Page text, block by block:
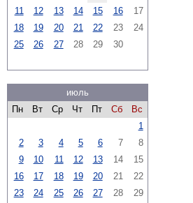
11
12 13 14 15 16
17
18
19 20 21 22 23
24
25
26 27 28 29 30
июль
Пн
Вт Ср Чт Пт Сб
Вс
1
2
3 4 5 6 7
8
9
10 11 12 13 14
15
16
17 18 19 20 21
22
23
24 25 26 27 28
29